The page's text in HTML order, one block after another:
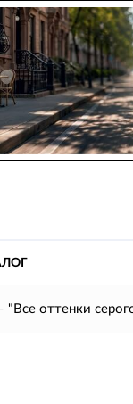
"Все оттенки